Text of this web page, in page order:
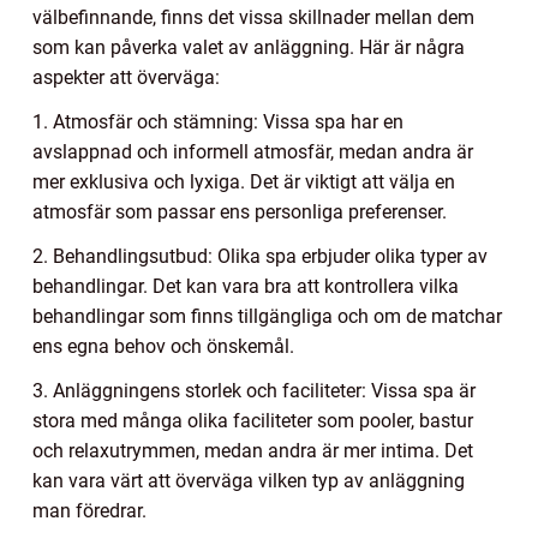
välbefinnande, finns det vissa skillnader mellan dem
som kan påverka valet av anläggning. Här är några
aspekter att överväga:
1. Atmosfär och stämning: Vissa spa har en
avslappnad och informell atmosfär, medan andra är
mer exklusiva och lyxiga. Det är viktigt att välja en
atmosfär som passar ens personliga preferenser.
2. Behandlingsutbud: Olika spa erbjuder olika typer av
behandlingar. Det kan vara bra att kontrollera vilka
behandlingar som finns tillgängliga och om de matchar
ens egna behov och önskemål.
3. Anläggningens storlek och faciliteter: Vissa spa är
stora med många olika faciliteter som pooler, bastur
och relaxutrymmen, medan andra är mer intima. Det
kan vara värt att överväga vilken typ av anläggning
man föredrar.